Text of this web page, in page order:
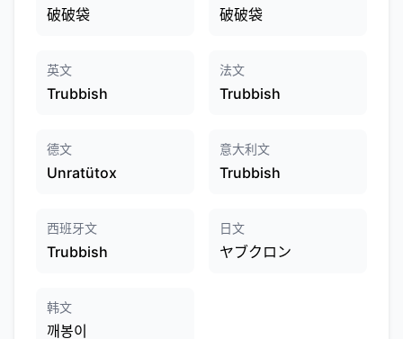
破破袋 破破袋
英文
Trubbish
法文
Trubbish
德文
Unratütox
意大利文
Trubbish
西班牙文
Trubbish
日文
ヤブクロン
韩文
깨봉이